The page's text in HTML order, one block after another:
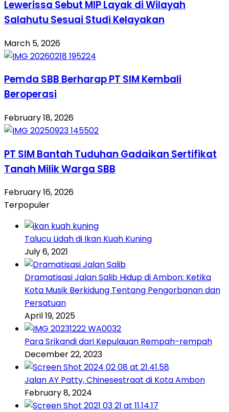
Lewerissa Sebut MIP Layak di Wilayah
Salahutu Sesuai Studi Kelayakan
March 5, 2026
Pemda SBB Berharap PT SIM Kembali
Beroperasi
February 18, 2026
PT SIM Bantah Tuduhan Gadaikan Sertifikat
Tanah Milik Warga SBB
February 16, 2026
Terpopuler
Talucu Lidah di Ikan Kuah Kuning
July 6, 2021
Dramatisasi Jalan Salib Hidup di Ambon: Ketika
Kota Musik Berkidung Tentang Pengorbanan dan
Persatuan
April 19, 2025
Para Srikandi dari Kepulauan Rempah-rempah
December 22, 2023
Jalan AY Patty, Chinesestraat di Kota Ambon
February 8, 2024